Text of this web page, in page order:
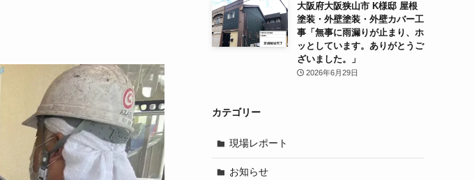
大阪府大阪狭山市 K様邸 屋根
塗装・外壁塗装・外壁カバー工
事「無事に雨漏りが止まり、ホ
ッとしています。ありがとうご
ざいました。」
2026年6月29日
カテゴリー
現場レポート
お知らせ